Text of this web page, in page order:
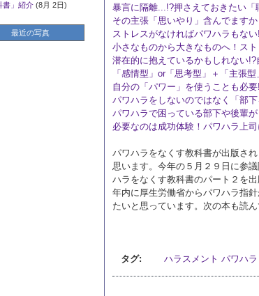
暴言に隔離...!?押さえておきたい「
その主張「思いやり」含んでます
ストレスがなければパワハラもな
小さなものから大きなものへ！ス
潜在的に抱えているかもしれない
「感情型」or「思考型」＋「主張
自分の「パワー」を使うことも必
パワハラをしないのではなく「部
パワハラで困っている部下や後輩
必要なのは成功体験！パワハラ上
パワハラをなくす教科書が出版さ
思います。今年の５月２９日に参
ハラをなくす教科書のパート２を
年内に厚生労働省からパワハラ指
たいと思っています。次の本も読
タグ: ハラスメント パワハラ
書」紹介 (8月 2日)
最近の写真